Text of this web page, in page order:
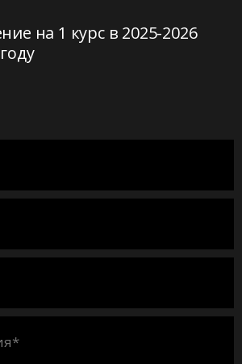
на 1 курс в 2025-2026